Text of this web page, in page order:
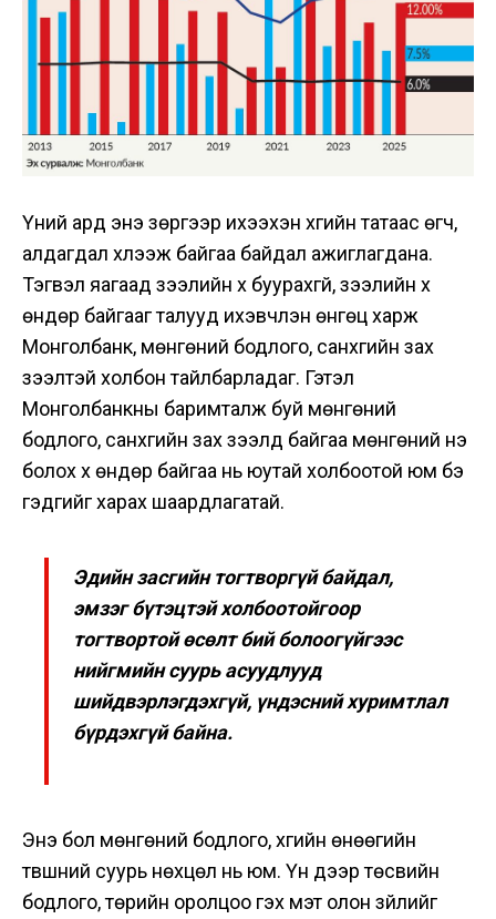
Үүний ард энэ зөрүүгээр ихээхэн хүүгийн татаас өгч,
алдагдал хүлээж байгаа байдал ажиглагдана.
Тэгвэл яагаад зээлийн хүү буурахгүй, зээлийн хүү
өндөр байгааг талууд ихэвчлэн өнгөц харж
Монголбанк, мөнгөний бодлого, санхүүгийн зах
зээлтэй холбон тайлбарладаг. Гэтэл
Монголбанкны баримталж буй мөнгөний
бодлого, санхүүгийн зах зээлд байгаа мөнгөний үнэ
болох хүү өндөр байгаа нь юутай холбоотой юм бэ
гэдгийг харах шаардлагатай.
Эдийн засгийн тогтворгүй байдал,
эмзэг бүтэцтэй холбоотойгоор
тогтвортой өсөлт бий болоогүйгээс
нийгмийн суурь асуудлууд
шийдвэрлэгдэхгүй, үндэсний хуримтлал
бүрдэхгүй байна.
Энэ бол мөнгөний бодлого, хүүгийн өнөөгийн
түвшний суурь нөхцөл нь юм. Үүн дээр төсвийн
бодлого, төрийн оролцоо гэх мэт олон зүйлийг